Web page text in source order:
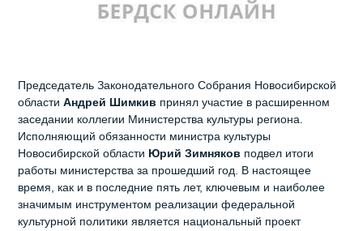
Председатель Законодательного Собрания Новосибирской
областиАндрей Шимкив принял участие в расширенном
заседании коллегии Министерства культуры региона.
Исполняющий обязанности министра культуры
Новосибирской области Юрий Зимняков подвел итоги
работы министерства за прошедший год. В настоящее
время, как и в последние пять лет, ключевым и наиболее
значимым инструментом реализации федеральной
культурной политики является национальный проект